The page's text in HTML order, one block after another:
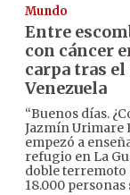
Mundo
Entre
con cáncer
carpa tras
Venezuela
“Buenos días.
Jazmín Urimare
empezó a
refugio en La
doble terremoto
18.000